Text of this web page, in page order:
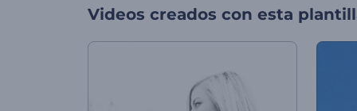
Videos creados con esta